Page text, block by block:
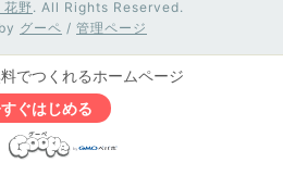
野. All Rights Reserved.
グーペ / 管理ページ
でつくれるホームページ
ぐはじめる